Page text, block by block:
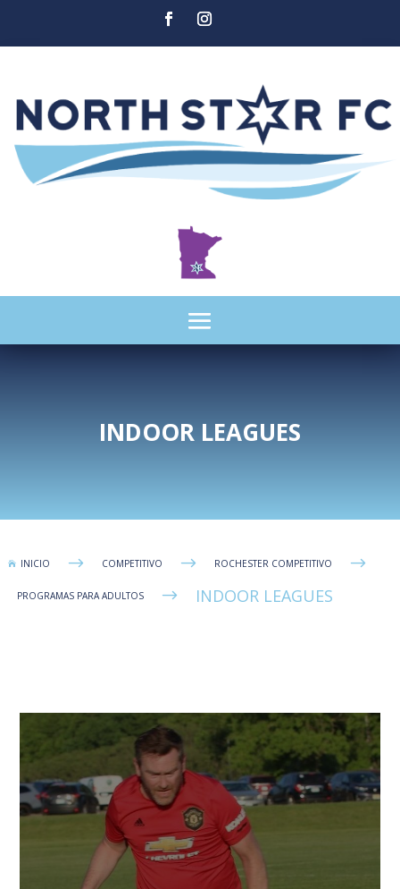
INDOOR LEAGUES
 INICIO $ COMPETITIVO $ ROCHESTER COMPETITIVO $
PROGRAMAS PARA ADULTOS $ INDOOR LEAGUES